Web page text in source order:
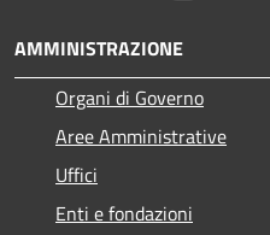
AMMINISTRAZIONE
Organi di Governo
Aree Amministrative
Uffici
Enti e fondazioni